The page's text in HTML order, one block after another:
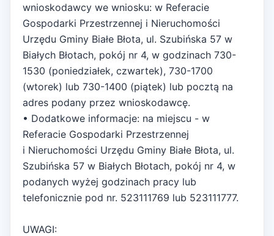
wnioskodawcy we wniosku: w Referacie
Gospodarki Przestrzennej i Nieruchomości
Urzędu Gminy Białe Błota, ul. Szubińska 57 w
Białych Błotach, pokój nr 4, w godzinach 730-
1530 (poniedziałek, czwartek), 730-1700
(wtorek) lub 730-1400 (piątek) lub pocztą na
adres podany przez wnioskodawcę.
• Dodatkowe informacje: na miejscu - w
Referacie Gospodarki Przestrzennej
i Nieruchomości Urzędu Gminy Białe Błota, ul.
Szubińska 57 w Białych Błotach, pokój nr 4, w
podanych wyżej godzinach pracy lub
telefonicznie pod nr. 523111769 lub 523111777.
UWAGI: